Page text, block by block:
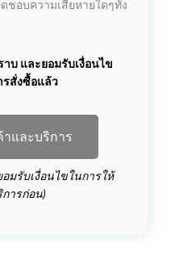
ดชอบความเสียหายใดๆทั้ง
าบ และยอมรับเงื่อนไข
รสั่งซื้อแล้ว
และบริการ
มรับเงื่อนไขในการให้
การก่อน)